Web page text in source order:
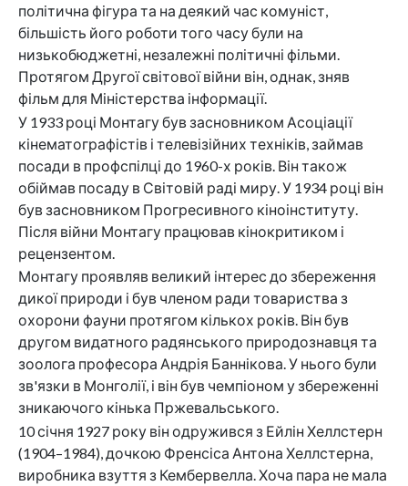
політична фігура та на деякий час комуніст,
більшість його роботи того часу були на
низькобюджетні, незалежні політичні фільми.
Протягом Другої світової війни він, однак, зняв
фільм для Міністерства інформації.
У 1933 році Монтагу був засновником Асоціації
кінематографістів і телевізійних техніків, займав
посади в профспілці до 1960-х років. Він також
обіймав посаду в Світовій раді миру. У 1934 році він
був засновником Прогресивного кіноінституту.
Після війни Монтагу працював кінокритиком і
рецензентом.
Монтагу проявляв великий інтерес до збереження
дикої природи і був членом ради товариства з
охорони фауни протягом кількох років. Він був
другом видатного радянського природознавця та
зоолога професора Андрія Баннікова. У нього були
зв'язки в Монголії, і він був чемпіоном у збереженні
зникаючого кінька Пржевальського.
10 січня 1927 року він одружився з Ейлін Хеллстерн
(1904–1984), дочкою Френсіса Антона Хеллстерна,
виробника взуття з Кембервелла. Хоча пара не мала